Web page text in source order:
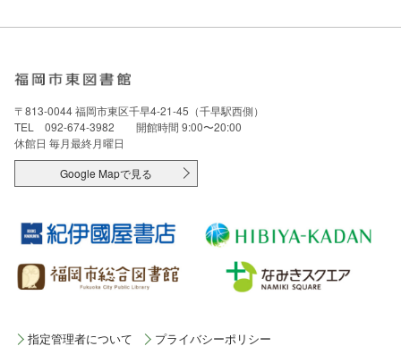
〒813-0044 福岡市東区千早4-21-45（千早駅西側）
TEL 092-674-3982 開館時間 9:00〜20:00
休館日 毎月最終月曜日
Google Mapで見る
指定管理者について プライバシーポリシー